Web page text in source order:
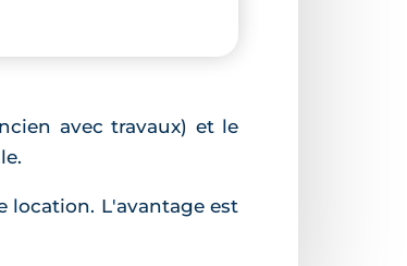
avec travaux) et le
location. L'avantage est